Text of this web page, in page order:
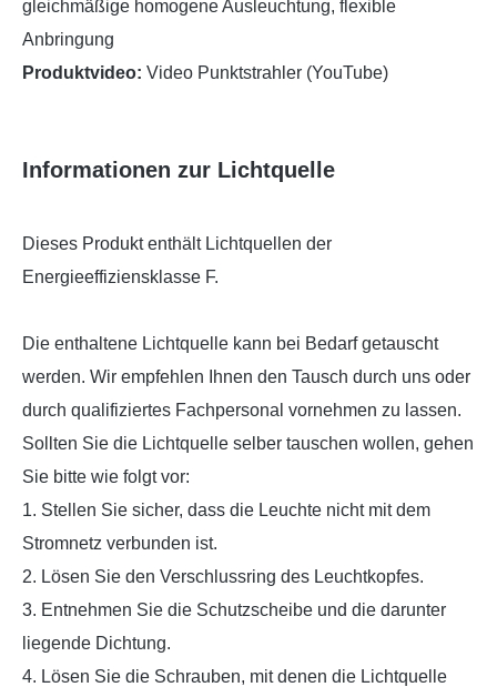
gleichmäßige homogene Ausleuchtung, flexible
Anbringung
Produktvideo: Video Punktstrahler (YouTube)
Informationen zur Lichtquelle
Dieses Produkt enthält Lichtquellen der
Energieeffiziensklasse F.
Die enthaltene Lichtquelle kann bei Bedarf getauscht
werden. Wir empfehlen Ihnen den Tausch durch uns oder
durch qualifiziertes Fachpersonal vornehmen zu lassen.
Sollten Sie die Lichtquelle selber tauschen wollen, gehen
Sie bitte wie folgt vor:
1. Stellen Sie sicher, dass die Leuchte nicht mit dem
Stromnetz verbunden ist.
2. Lösen Sie den Verschlussring des Leuchtkopfes.
3. Entnehmen Sie die Schutzscheibe und die darunter
liegende Dichtung.
4. Lösen Sie die Schrauben, mit denen die Lichtquelle